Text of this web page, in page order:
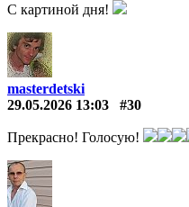
С картиной дня!
masterdetski
29.05.2026 13:03
#30
Прекрасно! Голосую!